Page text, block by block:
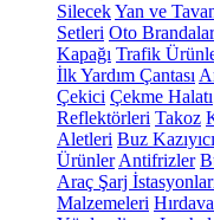
SilecekYan ve
Setleri Oto
Kapağı Trafik
İlk Yardım Çantası
Çekici Çekme Halatı
Reflektörleri Takoz
Aletleri Buz Kazıyıcı
Ürünler Antifrizler
Araç Şarj
Malzemeleri